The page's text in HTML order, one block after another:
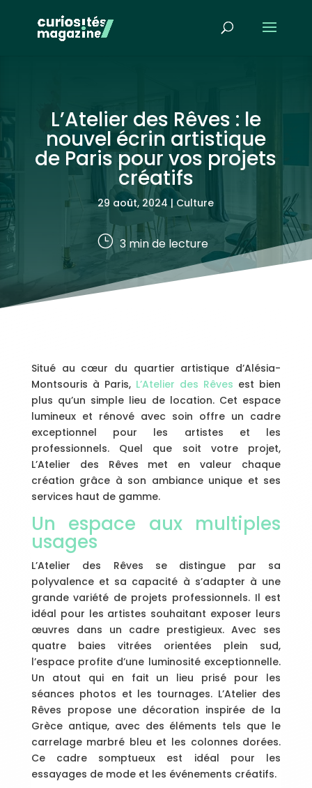
L’Atelier des Rêves : le
nouvel écrin artistique
de Paris pour vos projets
créatifs
29 août, 2024|Culture
} 3min de lecture
Situé au cœur du quartier artistique d’Alésia-
Montsouris à Paris, L’Atelier des Rêves est bien
plus qu’un simple lieu de location. Cet espace
lumineux et rénové avec soin offre un cadre
exceptionnel pour les artistes et les
professionnels. Quel que soit votre projet,
L’Atelier des Rêves met en valeur chaque
création grâce à son ambiance unique et ses
services haut de gamme.
Un espace aux multiples
usages
L’Atelier des Rêves se distingue par sa
polyvalence et sa capacité à s’adapter à une
grande variété de projets professionnels. Il est
idéal pour les artistes souhaitant exposer leurs
œuvres dans un cadre prestigieux. Avec ses
quatre baies vitrées orientées plein sud,
l’espace profite d’une luminosité exceptionnelle.
Un atout qui en fait un lieu prisé pour les
séances photos et les tournages. L’Atelier des
Rêves propose une décoration inspirée de la
Grèce antique, avec des éléments tels que le
carrelage marbré bleu et les colonnes dorées.
Ce cadre somptueux est idéal pour les
essayages de mode et les événements créatifs.